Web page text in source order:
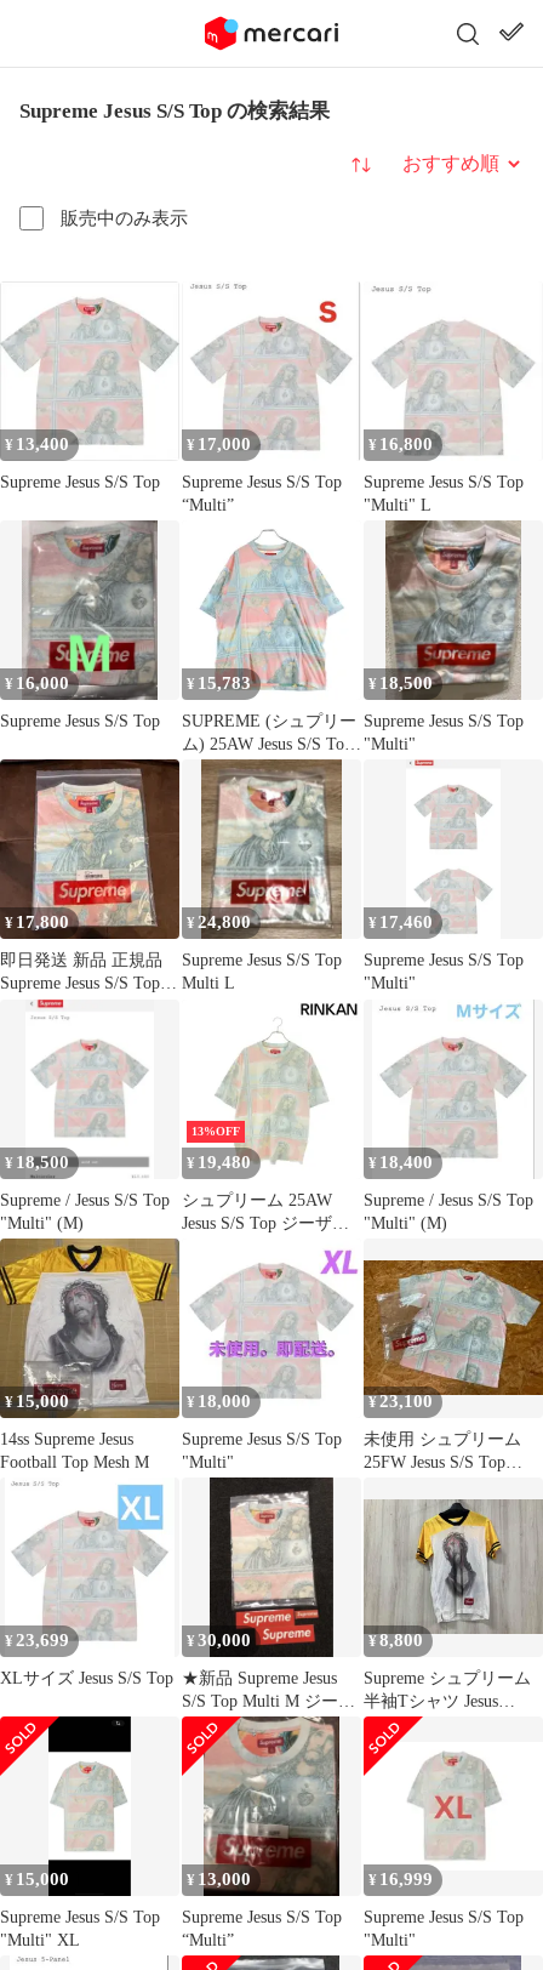
Supreme Jesus S/S Top の検索結果
販売中のみ表示
並び替え
¥ 13,400
Supreme Jesus S/S Top
¥ 17,000
Supreme Jesus S/S Top
“Multi”
¥ 16,800
Supreme Jesus S/S Top
"Multi" L
¥ 16,000
Supreme Jesus S/S Top
¥ 15,783
SUPREME (シュプリー
ム) 25AW Jesus S/S Top
ジーザス 総柄 クルーネ
ック半袖Tシャツ カッ
トソー マルチカラー
¥ 18,500
Supreme Jesus S/S Top
"Multi"
¥ 17,800
即日発送 新品 正規品
Supreme Jesus S/S Top L
¥24,800
Supreme Jesus S/S Top
Multi L
¥ 17,460
Supreme Jesus S/S Top
"Multi"
¥ 18,500
Supreme / Jesus S/S Top
"Multi" (M)
13%OFF
¥ 19,480
シュプリーム 25AW
Jesus S/S Top ジーザス
プリントTシャツ メン
¥ 18,400
Supreme / Jesus S/S Top
"Multi" (M)
¥ 15,000
14ss Supreme Jesus
Football Top Mesh M
¥ 18,000
Supreme Jesus S/S Top
"Multi"
¥23,100
未使用 シュプリーム
25FW Jesus S/S Top
¥ 23,699
XLサイズ Jesus S/S Top
¥30,000
★新品 Supreme Jesus
S/S Top Multi M ジーザ
スT
¥8,800
Supreme シュプリーム
半袖Tシャツ Jesus
Football Top Sサイズ イ
エロー
¥ 15,000
Supreme Jesus S/S Top
"Multi" XL
¥ 13,000
Supreme Jesus S/S Top
“Multi”
¥ 16,999
Supreme Jesus S/S Top
"Multi"